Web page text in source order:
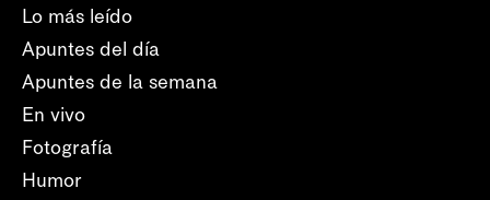
Lo más leído
Apuntes del día
Apuntes de la semana
En vivo
Fotografía
Humor